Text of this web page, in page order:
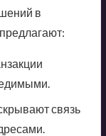
в
связь